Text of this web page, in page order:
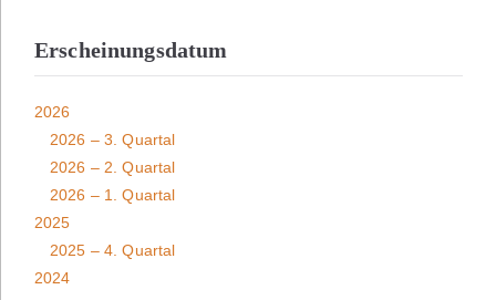
Erscheinungsdatum
2026
2026 – 3. Quartal
2026 – 2. Quartal
2026 – 1. Quartal
2025
2025 – 4. Quartal
2024